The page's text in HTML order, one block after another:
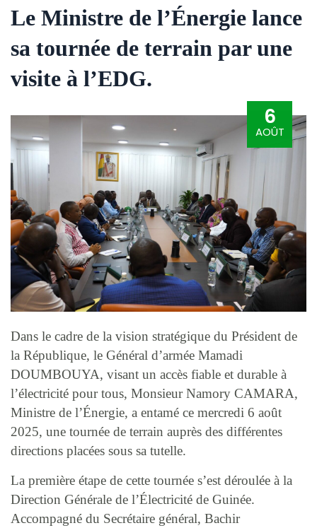
Le Ministre de l’Énergie lance
sa tournée de terrain par une
visite à l’EDG.
6
AOÛT
Dans le cadre de la vision stratégique du Président de
la République, le Général d’armée Mamadi
DOUMBOUYA, visant un accès fiable et durable à
l’électricité pour tous, Monsieur Namory CAMARA,
Ministre de l’Énergie, a entamé ce mercredi 6 août
2025, une tournée de terrain auprès des différentes
directions placées sous sa tutelle.
La première étape de cette tournée s’est déroulée à la
Direction Générale de l’Électricité de Guinée.
Accompagné du Secrétaire général, Bachir